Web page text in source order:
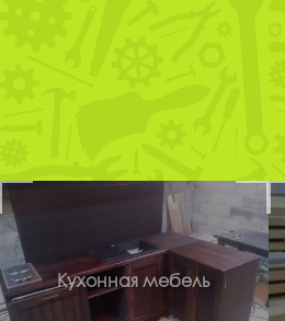
Кухонная мебель